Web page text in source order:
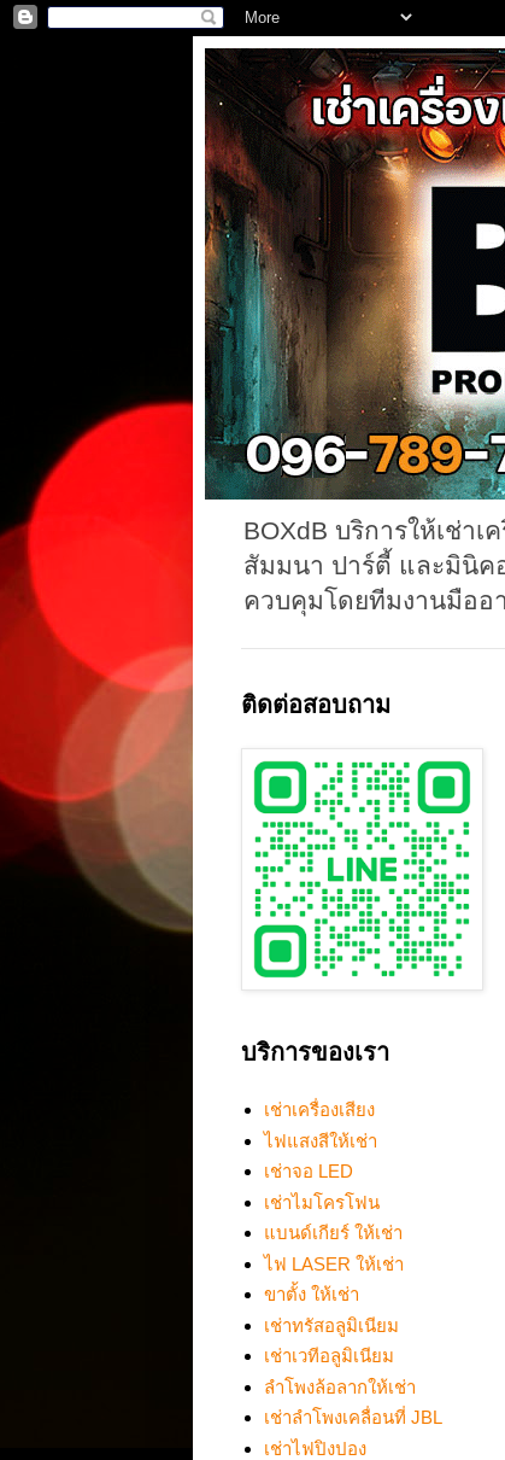
BOXdB บริการให้เช่าเ
สัมมนา ปาร์ตี้ และมินิค
ควบคุมโดยทีมงานมืออ
ติดต่อสอบถาม
บริการของเรา
เช่าเครื่องเสียง
ไฟแสงสีให้เช่า
เช่าจอ LED
เช่าไมโครโฟน
แบนด์เกียร์ ให้เช่า
ไฟ LASER ให้เช่า
ขาตั้ง ให้เช่า
เช่าทรัสอลูมิเนียม
เช่าเวทีอลูมิเนียม
ลำโพงล้อลากให้เช่า
เช่าลำโพงเคลื่อนที่ JBL
เช่าไฟปิงปอง